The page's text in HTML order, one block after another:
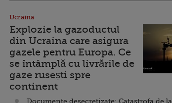
Ucraina
Explozie la gazoductul
din Ucraina care asigura
gazele pentru Europa. Ce
se întâmplă cu livrările de
gaze rusești spre
continent
Documente desecretizate: Catastrofa de la